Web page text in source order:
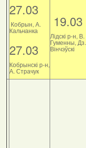
27.03
Кобрын, А.
Кальчанка
27.03
Кобрынскі р-н,
А. Страчук
19.03
Лідскі р-н, В.
Гуменны, Дз.
Вінчэўскі